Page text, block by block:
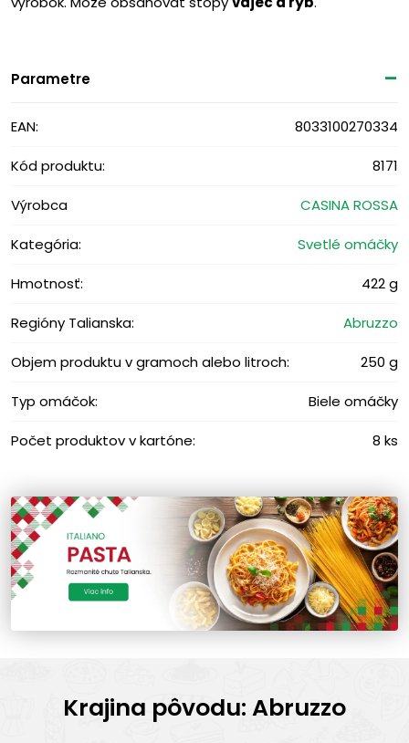
Parametre
EAN: 8033100270334
Kód produktu: 8171
Výrobca CASINA ROSSA
Kategória: Svetlé omáčky
Hmotnosť: 422 g
Regióny Talianska: Abruzzo
Objem produktu v gramoch alebo litroch: 250 g
Typ omáčok: Biele omáčky
Počet produktov v kartóne: 8 ks
Krajina pôvodu: Abruzzo